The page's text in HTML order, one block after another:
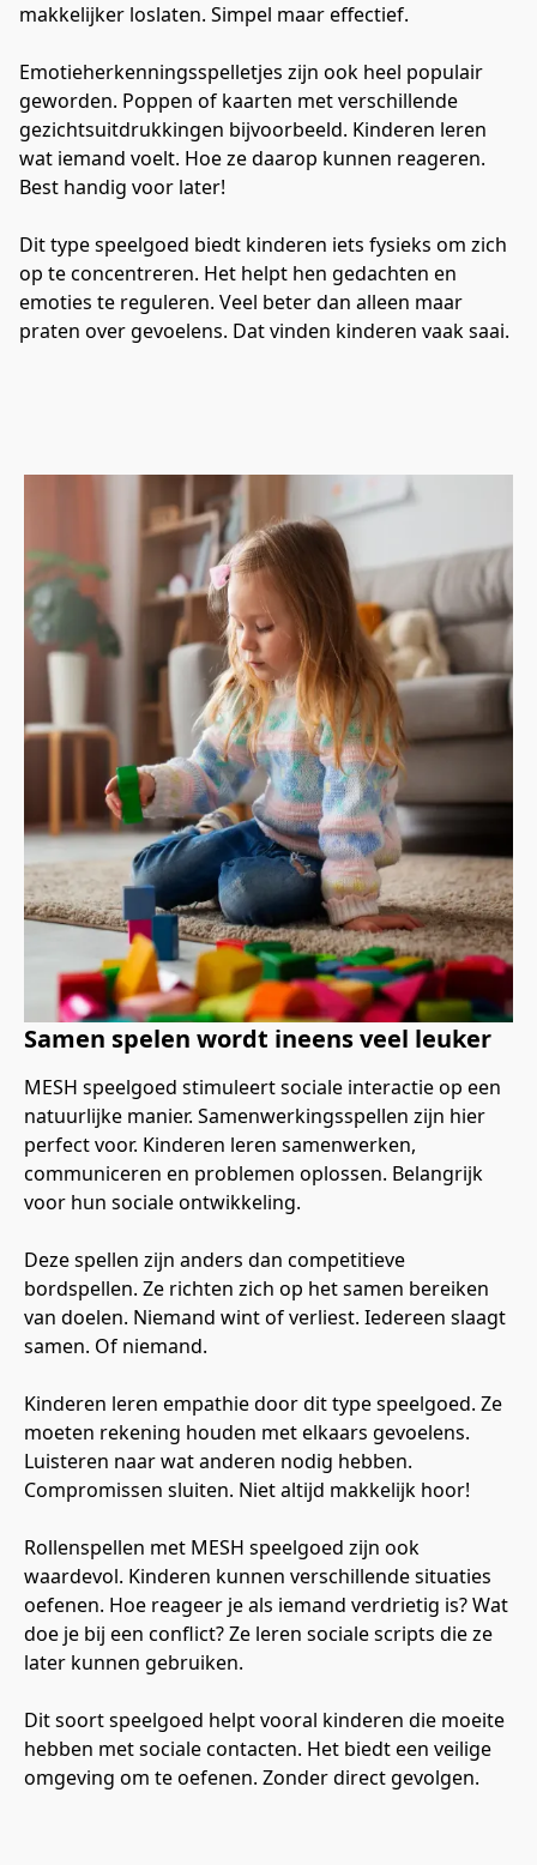
makkelijker loslaten. Simpel maar effectief.
Emotieherkenningsspelletjes zijn ook heel populair
geworden. Poppen of kaarten met verschillende
gezichtsuitdrukkingen bijvoorbeeld. Kinderen leren
wat iemand voelt. Hoe ze daarop kunnen reageren.
Best handig voor later!
Dit type speelgoed biedt kinderen iets fysieks om zich
op te concentreren. Het helpt hen gedachten en
emoties te reguleren. Veel beter dan alleen maar
praten over gevoelens. Dat vinden kinderen vaak saai.
Samen spelen wordt ineens veel leuker
MESH speelgoed stimuleert sociale interactie op een
natuurlijke manier. Samenwerkingsspellen zijn hier
perfect voor. Kinderen leren samenwerken,
communiceren en problemen oplossen. Belangrijk
voor hun sociale ontwikkeling.
Deze spellen zijn anders dan competitieve
bordspellen. Ze richten zich op het samen bereiken
van doelen. Niemand wint of verliest. Iedereen slaagt
samen. Of niemand.
Kinderen leren empathie door dit type speelgoed. Ze
moeten rekening houden met elkaars gevoelens.
Luisteren naar wat anderen nodig hebben.
Compromissen sluiten. Niet altijd makkelijk hoor!
Rollenspellen met MESH speelgoed zijn ook
waardevol. Kinderen kunnen verschillende situaties
oefenen. Hoe reageer je als iemand verdrietig is? Wat
doe je bij een conflict? Ze leren sociale scripts die ze
later kunnen gebruiken.
Dit soort speelgoed helpt vooral kinderen die moeite
hebben met sociale contacten. Het biedt een veilige
omgeving om te oefenen. Zonder direct gevolgen.